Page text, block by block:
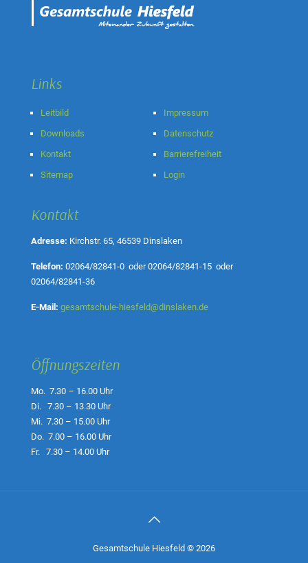
Links
Leitbild
Downloads
Kontakt
Sitemap
Impressum
Datenschutz
Barrierefreiheit
Login
Kontakt
Adresse: Kirchstr. 65, 46539 Dinslaken
Telefon: 02064/82841-0 oder02064/82841-15 oder
02064/82841-36
E-Mail: gesamtschule-hiesfeld@dinslaken.de
Öffnungszeiten
Mo. 7.30 – 16.00 Uhr
Di. 7.30 – 13.30 Uhr
Mi. 7.30 – 15.00 Uhr
Do. 7.00 – 16.00 Uhr
Fr. 7.30 – 14.00 Uhr
Gesamtschule Hiesfeld © 2026